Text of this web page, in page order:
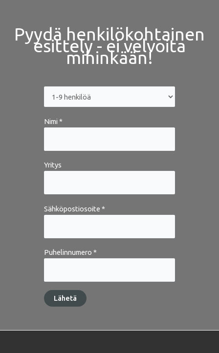
Pyydä henkilökohtainen
esittely - ei velvoita
mihinkään!
Nimi *
Yritys
Sähköpostiosoite *
Puhelinnumero *